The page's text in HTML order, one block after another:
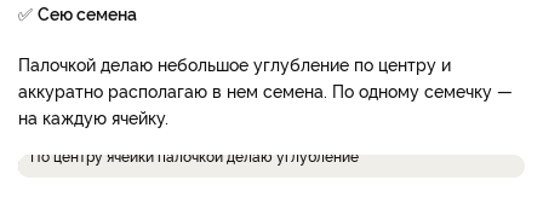
✅ Сею семена
Палочкой делаю небольшое углубление по центру и
аккуратно располагаю в нем семена. По одному семечку —
на каждую ячейку.
По центру ячейки палочкой делаю углубление